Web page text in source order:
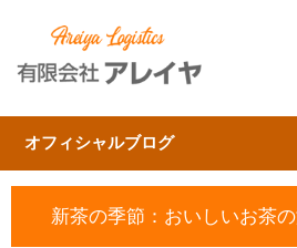
オフィシャルブログ
新茶の季節：おいしいお茶